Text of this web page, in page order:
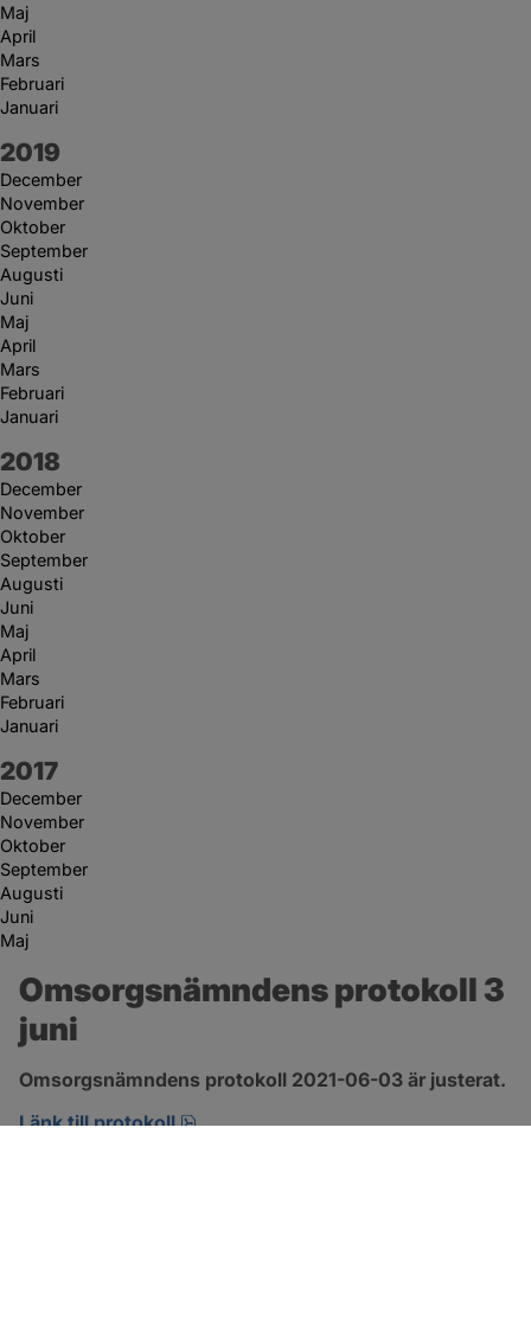
Maj
April
Mars
Februari
Januari
År:
2019
December
November
Oktober
September
Augusti
Juni
Maj
April
Mars
Februari
Januari
År:
2018
December
November
Oktober
September
Augusti
Juni
Maj
April
Mars
Februari
Januari
År:
2017
December
November
Oktober
September
Augusti
Juni
Maj
Omsorgsnämndens protokoll 3
juni
Omsorgsnämndens protokoll 2021-06-03 är justerat.
Länk till protokoll
pdf, 303.4 kB, öppnas i nytt fönster.